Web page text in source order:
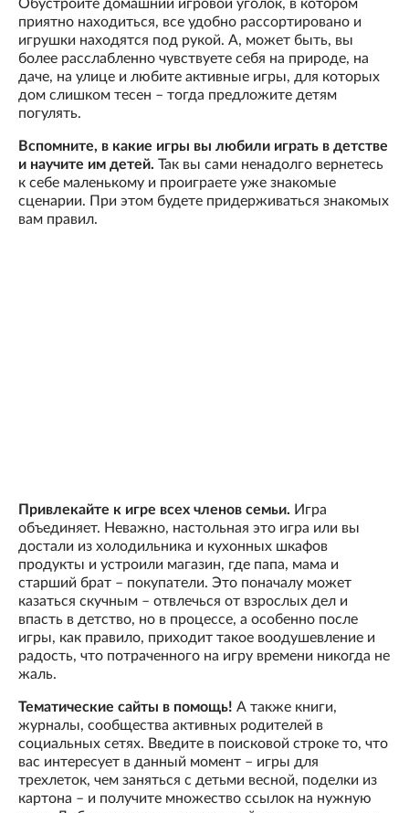
Обустройте домашний игровой уголок, в котором
приятно находиться, все удобно рассортировано и
игрушки находятся под рукой. А, может быть, вы
более расслабленно чувствуете себя на природе, на
даче, на улице и любите активные игры, для которых
дом слишком тесен – тогда предложите детям
погулять.
Вспомните, в какие игры вы любили играть в детстве
и научите им детей. Так вы сами ненадолго вернетесь
к себе маленькому и проиграете уже знакомые
сценарии. При этом будете придерживаться знакомых
вам правил.
Привлекайте к игре всех членов семьи. Игра
объединяет. Неважно, настольная это игра или вы
достали из холодильника и кухонных шкафов
продукты и устроили магазин, где папа, мама и
старший брат – покупатели. Это поначалу может
казаться скучным – отвлечься от взрослых дел и
впасть в детство, но в процессе, а особенно после
игры, как правило, приходит такое воодушевление и
радость, что потраченного на игру времени никогда не
жаль.
Тематические сайты в помощь! А также книги,
журналы, сообщества активных родителей в
социальных сетях. Введите в поисковой строке то, что
вас интересует в данный момент – игры для
трехлеток, чем заняться с детьми весной, поделки из
картона – и получите множество ссылок на нужную